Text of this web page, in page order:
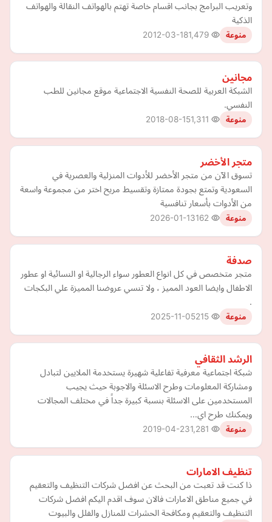
وتعريب البرامج بجانب اقسام خاصة تهتم بالهواتف النقالة والهواتف
الذكية
منوعة 2012-03-18
مجانين
الشبكة العربية للصحة النفسية الاجتماعية موقع مجانين للطب
النفسي.
منوعة 2018-08-15
متجر الأخضر
تسوق الآن من متجر الأخضر للأدوات المنزلية والعصرية في
السعودية وتمتع بجودة ممتازة وتقسيط مريح اختر من مجموعة واسعة
من الأدوات بأسعار تنافسية
منوعة 2026-01-13
صدفة
متجر متخصص في كل انواع العطور سواء الرجالية او النسائية او عطور
الاطفال وايضا العود المميز ، ولا تنسي عروضنا المميزة علي البكجات
.
منوعة 2025-11-05
الرشد الثقافي
شبكة اجتماعية معرفية تفاعلية شهيرة يستخدمة الملايين لتبادل
ومشاركة المعلومات وطرح الاسئلة والاجوبة حيث يجيب
المستخدمين على الاسئلة بنسبة كبيرة جداً في مختلف المجالات
ويمكنك طرح اي…
منوعة 2019-04-23
تنظيف الامارات
ذا كنت قد تعبت من البحث عن افضل شركات التنظيف والتعقيم
في جميع مناطق الامارات فالان سوف اقدم اليكم افضل شركات
التنظيف والتعقيم ومكافحة الحشرات للمنازل والفلل والبيوت